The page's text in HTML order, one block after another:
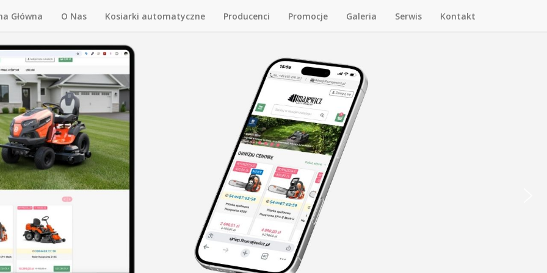
Główna O Nas Kosiarki automatyczne Producenci Promocje Galeria Serwis Kontakt